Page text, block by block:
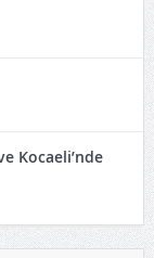
Kocaeli’nde